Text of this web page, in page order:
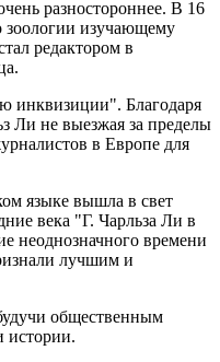
разностороннее. В 16
зоологии изучающему
редактором в
инквизиции". Благодаря
Ли не выезжая за пределы
в Европе для
языке вышла в свет
века "Г. Чарльза Ли в
неоднозначного времени
лучшим и
общественным
истории.